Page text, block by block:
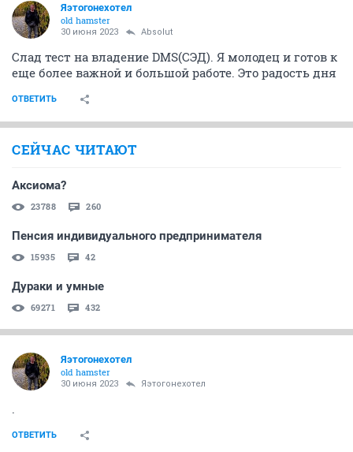
Яэтогонехотел
old hamster
30 июня 2023 Absolut
Слад тест на владение DMS(СЭД). Я молодец и готов к
еще более важной и большой работе. Это радость дня
ОТВЕТИТЬ
СЕЙЧАС ЧИТАЮТ
Аксиома?
23788 260
Пенсия индивидуального предпринимателя
15935 42
Дураки и умные
69271 432
Яэтогонехотел
old hamster
30 июня 2023 Яэтогонехотел
.
ОТВЕТИТЬ